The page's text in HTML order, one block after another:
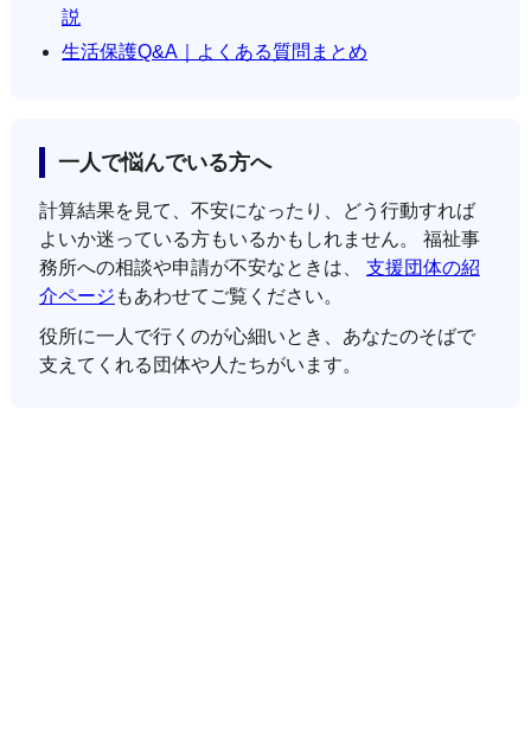
説
生活保護Q&A｜よくある質問まとめ
一人で悩んでいる方へ
計算結果を見て、不安になったり、どう行動すれば
よいか迷っている方もいるかもしれません。 福祉事
務所への相談や申請が不安なときは、 支援団体の紹
介ページ もあわせてご覧ください。
役所に一人で行くのが心細いとき、あなたのそばで
支えてくれる団体や人たちがいます。